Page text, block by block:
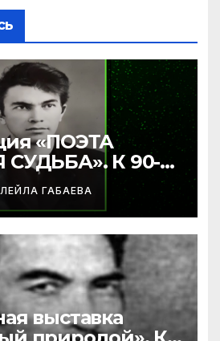
«ПОЭТА
К 90-
Бабаева.
ЛЕЙЛА ГАБАЕВА
выставка